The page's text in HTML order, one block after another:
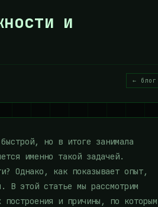
и
← блог
но в итоге занимала
именно такой задачей.
Однако, как показывает опыт,
В этой статье мы рассмотрим
построения и причины, по которым